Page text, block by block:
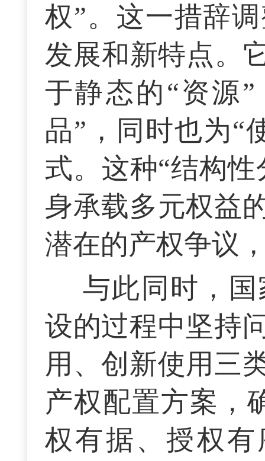
权”。这一措辞
发展和新特点。
于静态的“资源
品”，同时也为“
式。这种“结构
身承载多元权益
潜在的产权争议
与此同时，
设的过程中坚持
用、创新使用三
产权配置方案，
权有据、授权